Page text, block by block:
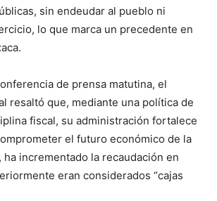
sin endeudar al pueblo ni
lo que marca un precedente en
de prensa matutina, el
resaltó que, mediante una política de
fiscal, su administración fortalece
el futuro económico de la
ha incrementado la recaudación en
eran considerados “cajas